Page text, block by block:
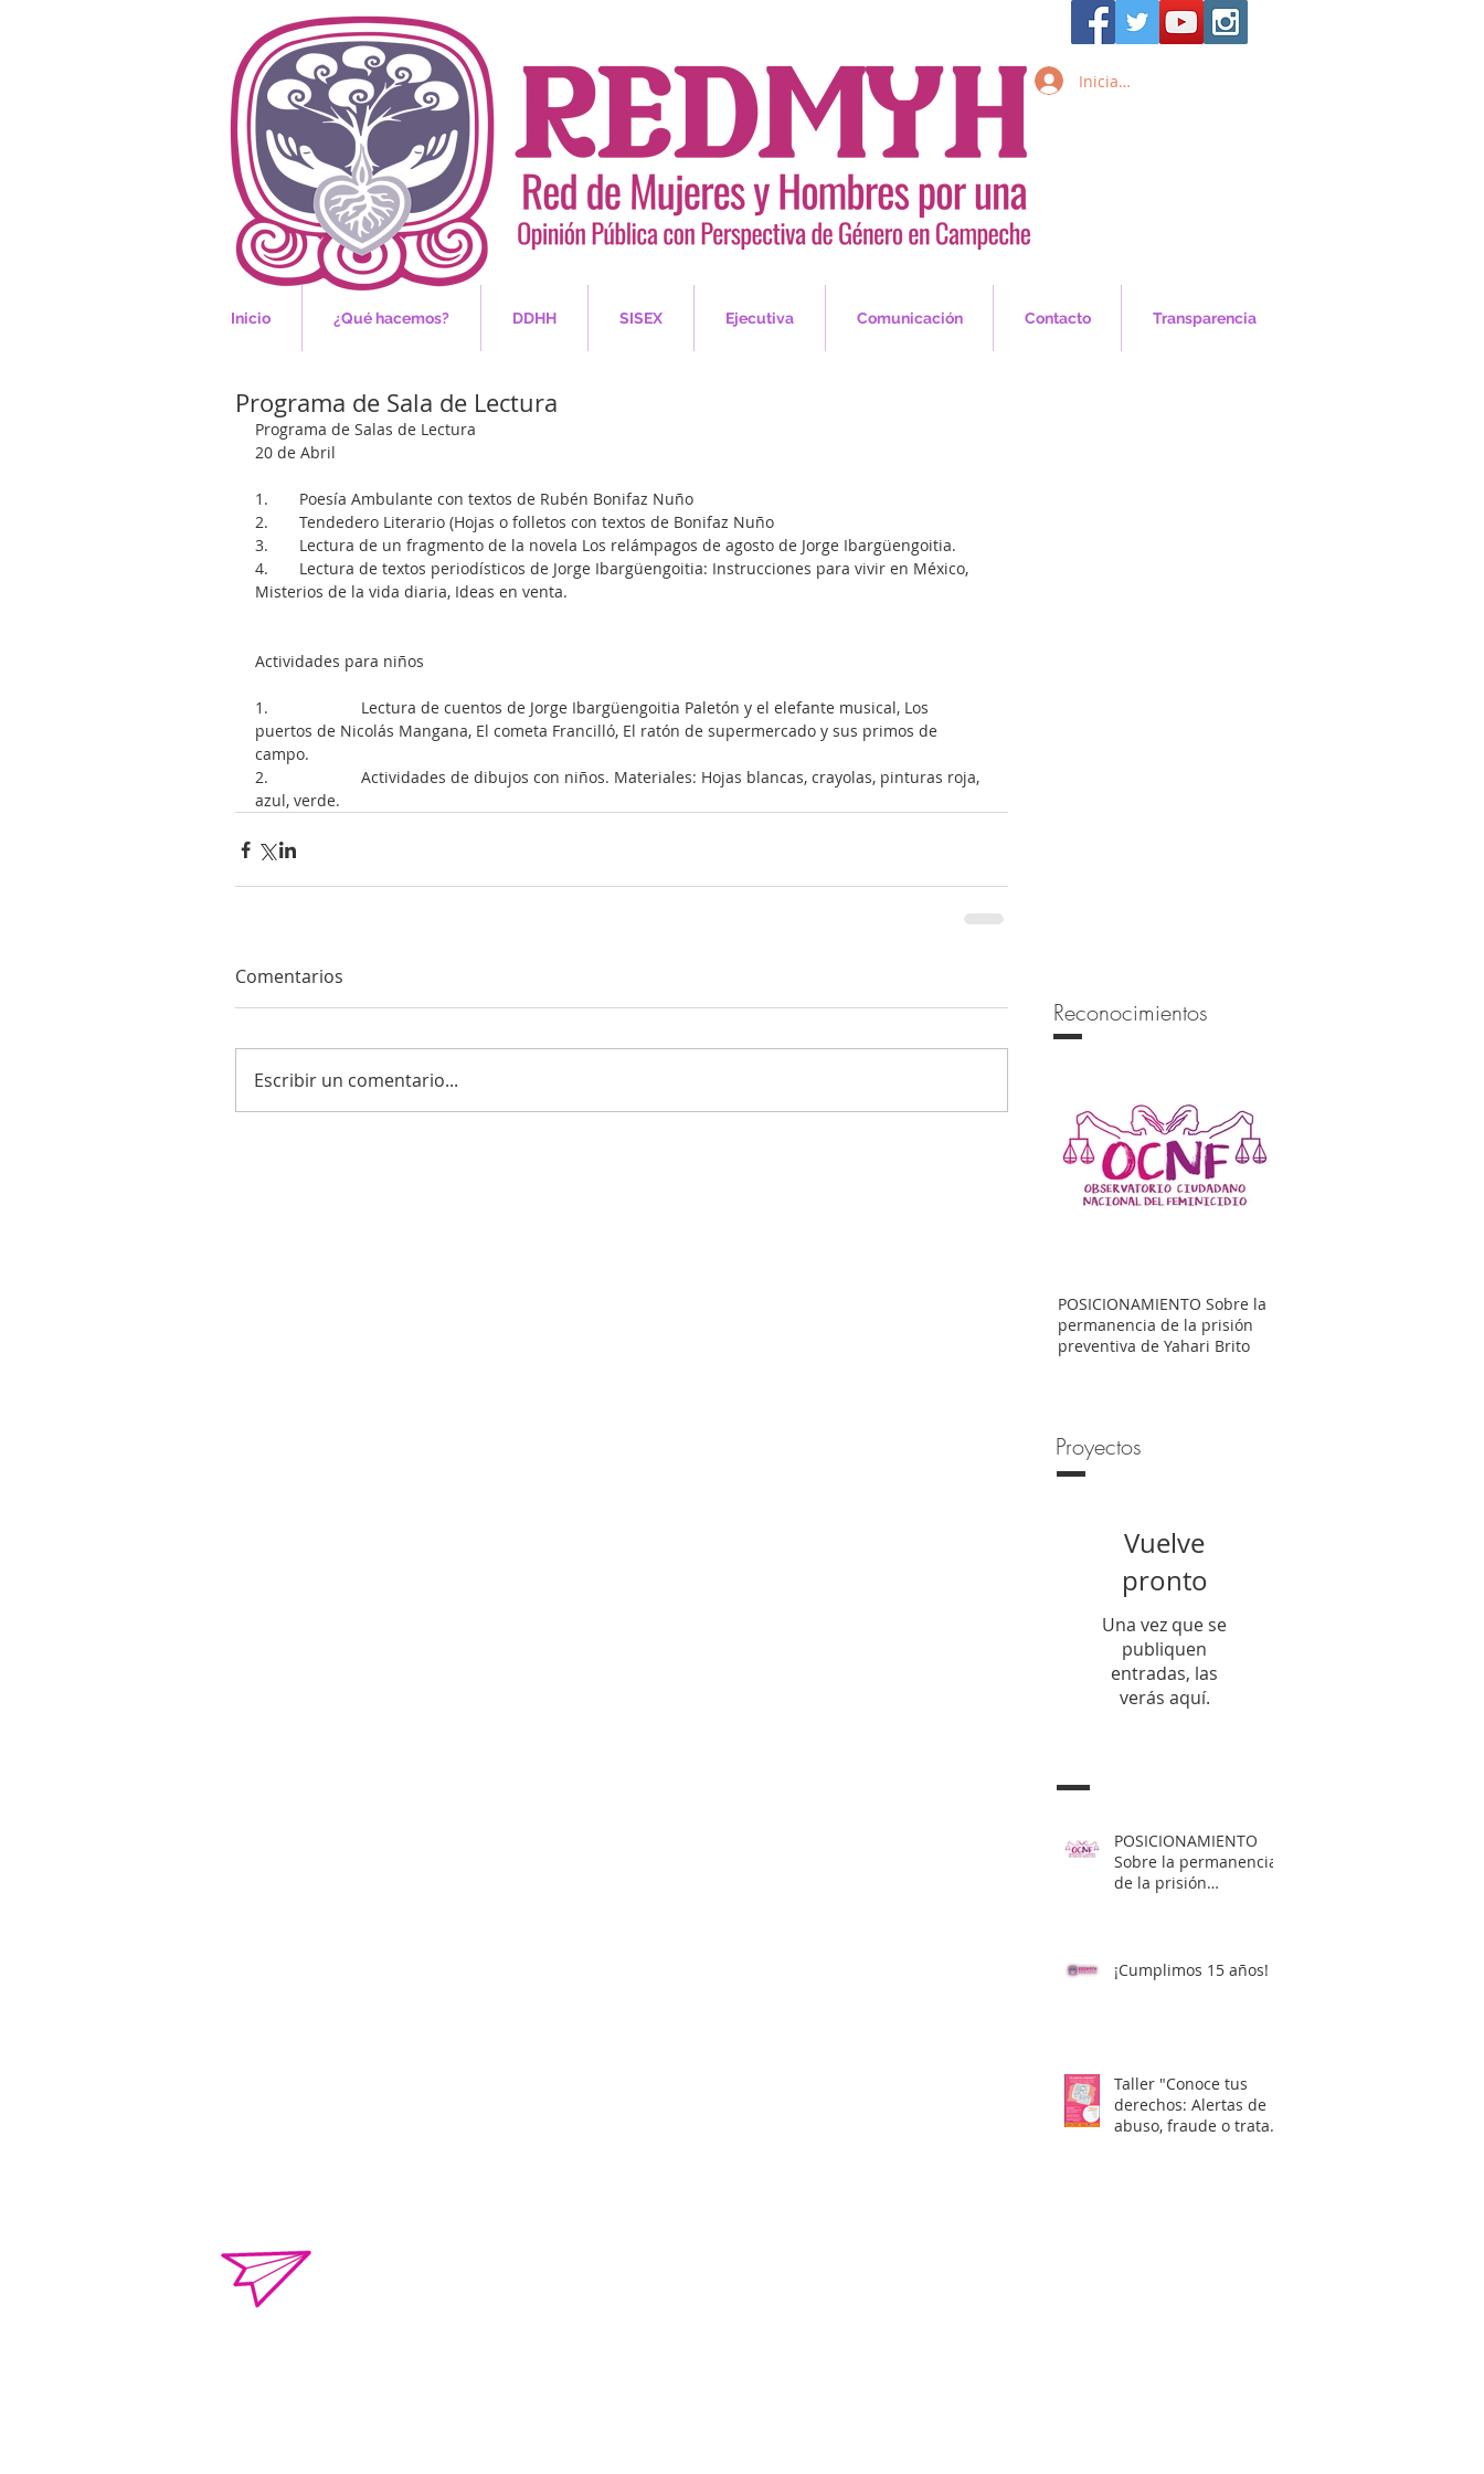
Iniciar sesión
Inicio ¿Qué hacemos? DDHH SISEX Ejecutiva Comunicación Contacto Transparencia
Programa de Sala de Lectura
Programa de Salas de Lectura
20 de Abril
1.       Poesía Ambulante con textos de Rubén Bonifaz Nuño
2.       Tendedero Literario (Hojas o folletos con textos de Bonifaz Nuño
3.       Lectura de un fragmento de la novela Los relámpagos de agosto de Jorge Ibargüengoitia.
4.       Lectura de textos periodísticos de Jorge Ibargüengoitia: Instrucciones para vivir en México,
Misterios de la vida diaria, Ideas en venta.
Actividades para niños
1.                     Lectura de cuentos de Jorge Ibargüengoitia Paletón y el elefante musical, Los
puertos de Nicolás Mangana, El cometa Francilló, El ratón de supermercado y sus primos de
campo.
2.                     Actividades de dibujos con niños. Materiales: Hojas blancas, crayolas, pinturas roja,
azul, verde.
Comentarios
Escribir un comentario...
Reconocimientos
POSICIONAMIENTO Sobre la
permanencia de la prisión
preventiva de Yahari Brito
Proyectos
Vuelve
pronto
Una vez que se
publiquen
entradas, las
verás aquí.
POSICIONAMIENTO
Sobre la permanencia
de la prisión
¡Cumplimos 15 años!
Taller "Conoce tus
derechos: Alertas de
abuso, fraude o trata
o.violenciacampeche@gmail.com